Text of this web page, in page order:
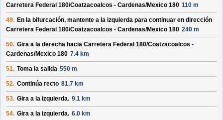
Carretera Federal 180/Coatzacoalcos - Cardenas/Mexico 180 110 m
49. En la bifurcación, mantente a la izquierda para continuar en dirección
Carretera Federal 180/Coatzacoalcos - Cardenas/Mexico 180 240 m
50. Gira a la derecha hacia Carretera Federal 180/Coatzacoalcos -
Cardenas/Mexico 180 7.4 km
51. Toma la salida 550 m
52. Continúa recto 81.7 km
53. Gira a la izquierda. 9.1 km
54. Gira a la izquierda. 6.0 km